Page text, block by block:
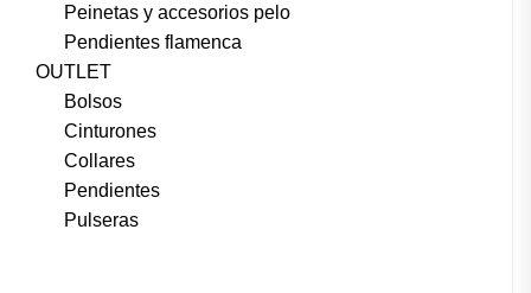
Peinetas y accesorios pelo
Pendientes flamenca
OUTLET
Bolsos
Cinturones
Collares
Pendientes
Pulseras